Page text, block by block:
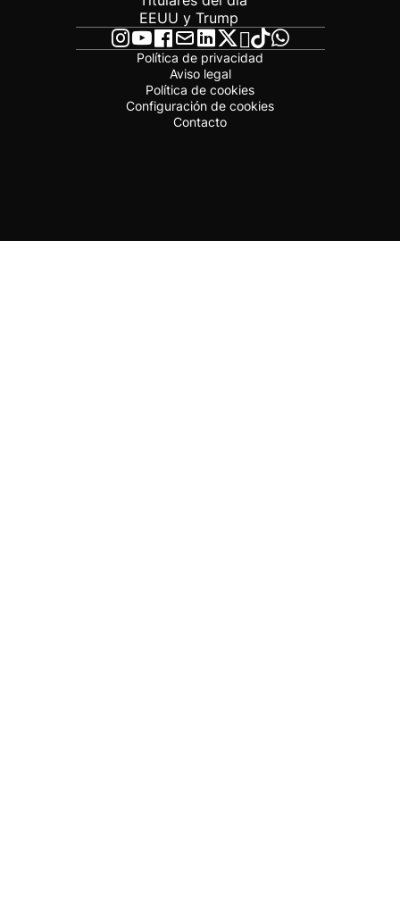
EEUU y Trump
Política de privacidad
Aviso legal
Política de cookies
Configuración de cookies
Contacto